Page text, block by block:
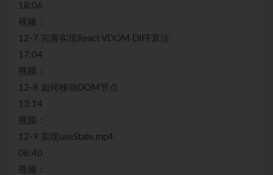
18:06
视频：
12-7 完善实现React VDOM DIFF算法
17:04
视频：
12-8 如何移动DOM节点
13:14
视频：
12-9 实现useState.mp4
08:40
视频：